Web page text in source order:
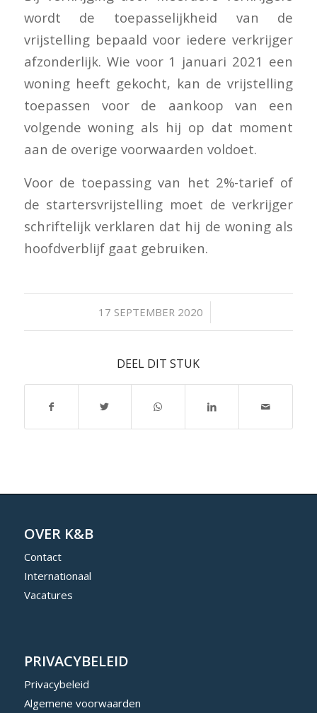
wordt de toepasselijkheid van de
vrijstelling bepaald voor iedere verkrijger
afzonderlijk. Wie voor 1 januari 2021 een
woning heeft gekocht, kan de vrijstelling
toepassen voor de aankoop van een
volgende woning als hij op dat moment
aan de overige voorwaarden voldoet.
Voor de toepassing van het 2%-tarief of
de startersvrijstelling moet de verkrijger
schriftelijk verklaren dat hij de woning als
hoofdverblijf gaat gebruiken.
17 SEPTEMBER 2020
/
DEEL DIT STUK
OVER K&B
Contact
Internationaal
Vacatures
PRIVACYBELEID
Privacybeleid
Algemene voorwaarden